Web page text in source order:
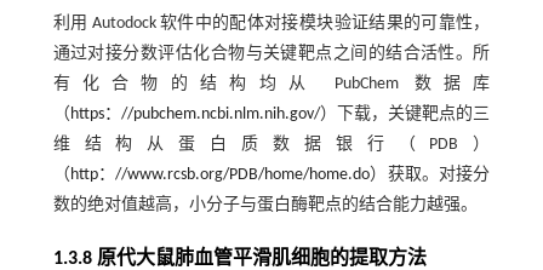
利用 Autodock 软件中的配体对接模块验证结果的可靠性，
通过对接分数评估化合物与关键靶点之间的结合活性。所
有化合物的结构均从 PubChem 数据库
（https：//pubchem.ncbi.nlm.nih.gov/）下载，关键靶点的三
维结构从蛋白质数据银行（PDB）
（http：//www.rcsb.org/PDB/home/home.do）获取。对接分
数的绝对值越高，小分子与蛋白酶靶点的结合能力越强。
1.3.8 原代大鼠肺血管平滑肌细胞的提取方法